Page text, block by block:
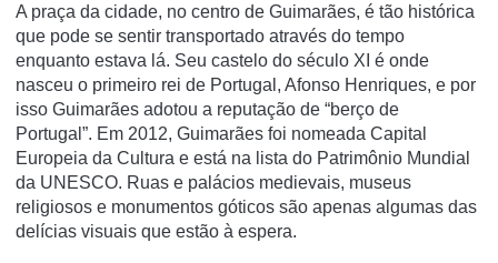
A praça da cidade, no centro de Guimarães, é tão histórica
que pode se sentir transportado através do tempo
enquanto estava lá. Seu castelo do século XI é onde
nasceu o primeiro rei de Portugal, Afonso Henriques, e por
isso Guimarães adotou a reputação de “berço de
Portugal”. Em 2012, Guimarães foi nomeada Capital
Europeia da Cultura e está na lista do Patrimônio Mundial
da UNESCO. Ruas e palácios medievais, museus
religiosos e monumentos góticos são apenas algumas das
delícias visuais que estão à espera.